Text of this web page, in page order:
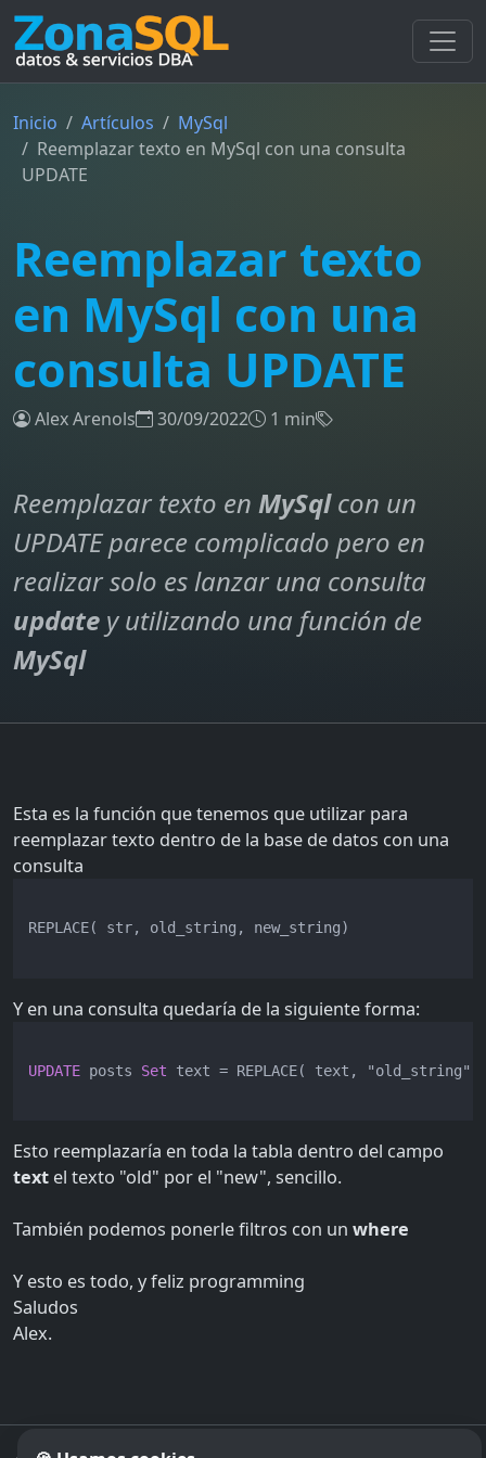
Inicio Artículos
MySql
Reemplazar texto en MySql con una consulta
UPDATE
Reemplazar texto
en MySql con una
consulta UPDATE
Alex Arenols 30/09/2022 1 min
Reemplazar texto en MySqlcon un
UPDATE parece complicado pero en
realizar solo es lanzar una consulta
update y utilizando una función de
MySql
Esta es la función que tenemos que utilizar para
reemplazar texto dentro de la base de datos con una
consulta
REPLACE( str, old_string, new_string)
Y en una consulta quedaría de la siguiente forma:
UPDATE posts Set text = REPLACE( text,
Esto reemplazaría en toda la tabla dentro del campo
text el texto "old" por el "new", sencillo.
También podemos ponerle filtros con un where
Y esto es todo, y feliz programming
Saludos
Alex.